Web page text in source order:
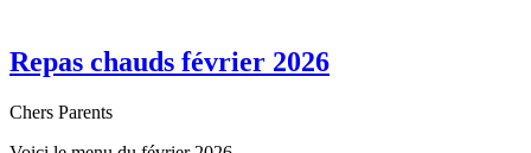
Repas chauds février 2026
Chers Parents